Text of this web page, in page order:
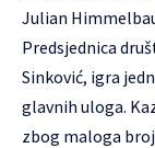
Julian
Predsjednica
Sinković, igra
glavnih uloga.
zbog maloga